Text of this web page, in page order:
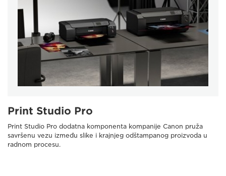
Print Studio Pro
Print Studio Pro dodatna komponenta kompanije Canon pruža
savršenu vezu između slike i krajnjeg odštampanog proizvoda u
radnom procesu.